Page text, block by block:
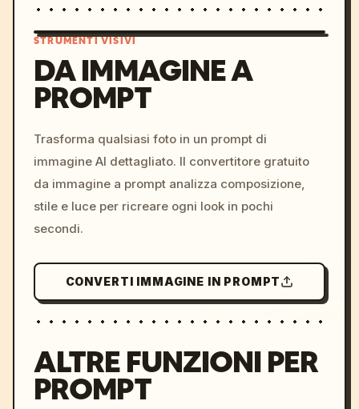
colors, 8k --v 6.0
STRUMENTI VISIVI
DA IMMAGINE A
PROMPT
Trasforma qualsiasi foto in un prompt di
immagine AI dettagliato. Il convertitore gratuito
da immagine a prompt analizza composizione,
stile e luce per ricreare ogni look in pochi
secondi.
CONVERTI IMMAGINE IN PROMPT
ALTRE FUNZIONI PER
PROMPT